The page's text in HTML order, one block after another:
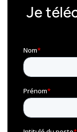
Je